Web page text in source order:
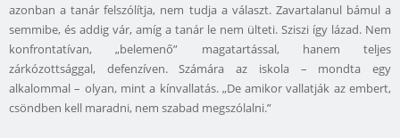
azonban a tanár felszólítja, nem tudja a választ. Zavartalanul bámul a
semmibe, és addig vár, amíg a tanár le nem ülteti. Sziszi így lázad. Nem
konfrontatívan, „belemenő” magatartással, hanem teljes
zárkózottsággal, defenzíven. Számára az iskola – mondta egy
alkalommal – olyan, mint a kínvallatás. „De amikor vallatják az embert,
csöndben kell maradni, nem szabad megszólalni.”